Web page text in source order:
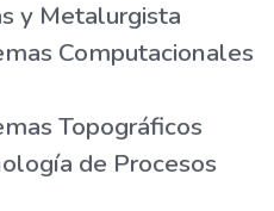
y Metalurgista
Computacionales
Topográficos
de Procesos